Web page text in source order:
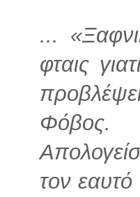
...
φταις
Φόβος.
τον